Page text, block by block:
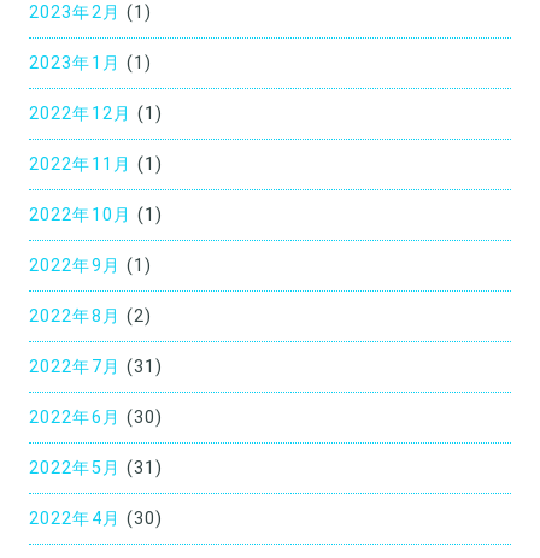
2023年2月 (1)
2023年1月 (1)
2022年12月 (1)
2022年11月 (1)
2022年10月 (1)
2022年9月 (1)
2022年8月 (2)
2022年7月 (31)
2022年6月 (30)
2022年5月 (31)
2022年4月 (30)